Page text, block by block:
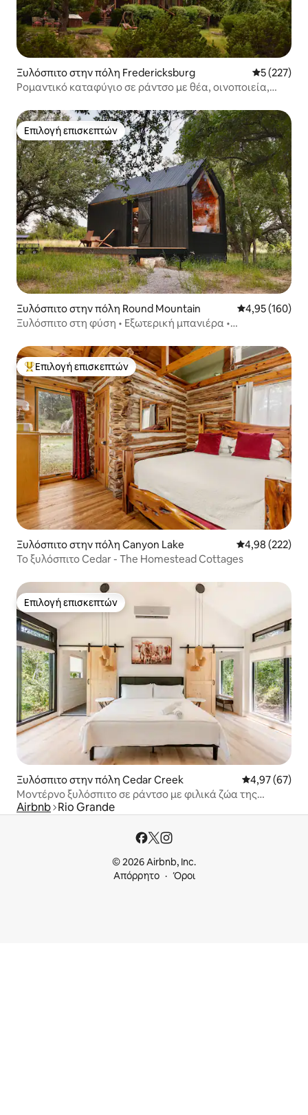
Ξυλόσπιτο στην πόλη Fredericksburg Μέση
5 (227)
Ρομαντικό καταφύγιο σε ράντσο με θέα, οινοποιεία,
Επιλογή επισκεπτών
Επιλογή επισκεπτών
Ξυλόσπιτο στην πόλη Round Mountain Μέση
4,95 (160)
Ξυλόσπιτο στη φύση • Εξωτερική μπανιέρα •
Κορυφαία επιλογή επισκεπτών
Επιλογή επισκεπτών
Ξυλόσπιτο στην πόλη Canyon Lake Μέση
4,98 (222)
Το ξυλόσπιτο Cedar - The Homestead Cottages
Επιλογή επισκεπτών
Επιλογή επισκεπτών
Ξυλόσπιτο στην πόλη Cedar Creek Μέση
4,97 (67)
Μοντέρνο ξυλόσπιτο σε ράντσο με φιλικά ζώα της
φάρμας
Airbnb Rio Grande
© 2026 Airbnb, Inc.
Απόρρητο
Όροι